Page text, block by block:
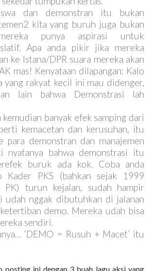
dan demonstran itu bukan
kita yang buruh juga bukan
punya aspirasi untuk
Apa anda pikir jika mereka
ke Istana/DPR suara mereka akan
mas! Kenyataan dilapangan: Kalo
yang rakyat kecil ini mau didenger,
lain bahwa Demonstrasi lah
kemudian banyak efek samping dari
kemacetan dan kerusuhan, itu
para demonstran dan manajemen
nyatanya bahwa demonstrasi itu
buruk ada kok. Coba anda
Kader PKS (bahkan sejak 1999
PK) turun kejalan, sudah hampir
udah nggak dibutuhkan di jalanan
demo. Mereka udah bisa
sendiri.
‘DEMO = Rusuh + Macet’ itu
posting ini dengan 3 buah lagu aksi yang